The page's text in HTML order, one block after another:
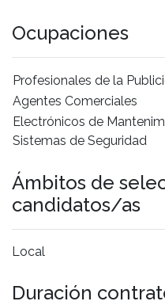
Ocupaciones
Profesionales de la
Agentes Comerciales
Electrónicos de
Sistemas de Seguridad
Ámbitos de
candidatos/as
Local
Duración